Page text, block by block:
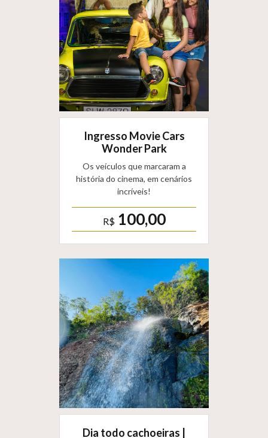
Ingresso Movie Cars
Wonder Park
Os veículos que marcaram a
história do cinema, em cenários
incríveis!
R$100,00
Dia todo cachoeiras |